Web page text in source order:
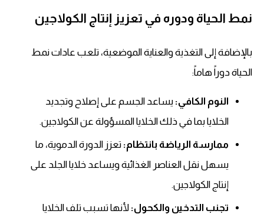
نمط الحياة ودوره في تعزيز إنتاج الكولاجين
بالإضافة إلى التغذية والعناية الموضعية، تلعب عادات نمط
الحياة دوراً هاماً:
النوم الكافي: يساعد الجسم على إصلاح وتجديد
الخلايا بما في ذلك الخلايا المسؤولة عن الكولاجين.
ممارسة الرياضة بانتظام: تعزز الدورة الدموية، ما
يسهل نقل العناصر الغذائية ويساعد خلايا الجلد على
إنتاج الكولاجين.
تجنب التدخين والكحول: لأنها تسبب تلف الخلايا